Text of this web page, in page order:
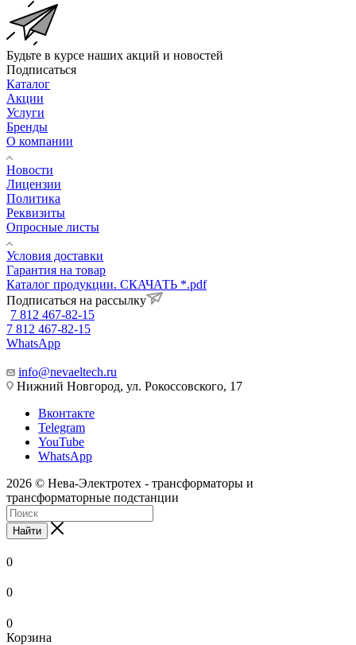
Будьте в курсе наших акций и новостей
Подписаться
Каталог
Акции
Услуги
Бренды
О компании
Новости
Лицензии
Политика
Реквизиты
Опросные листы
Условия доставки
Гарантия на товар
Каталог продукции. СКАЧАТЬ *.pdf
Подписаться на рассылку
7 812 467-82-15
7 812 467-82-15
WhatsApp
info@nevaeltech.ru
Нижний Новгород, ул. Рокоссовского, 17
Вконтакте
Telegram
YouTube
WhatsApp
2026 © Нева-Электротех - трансформаторы и
трансформаторные подстанции
Найти
0
0
0
Корзина